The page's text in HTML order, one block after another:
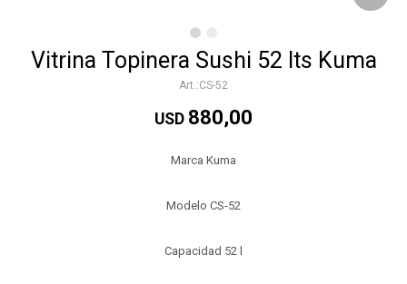
Vitrina Topinera Sushi 52 lts Kuma
CS-52
USD 880,00
Marca Kuma
Modelo CS-52
Capacidad 52 l